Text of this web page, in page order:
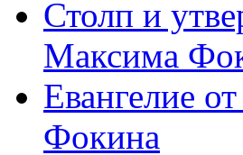
Столп и
Максима
Евангелие
Фокина